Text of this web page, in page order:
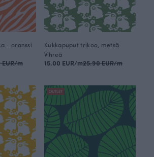
- oranssi
m
Kukkapuput trikoo, metsä
Vihreä
15.00 EUR/m25.90 EUR/m
OUTLET